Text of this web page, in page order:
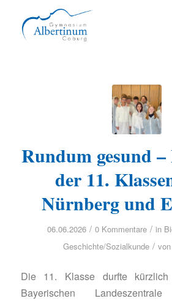
Rundum gesund
der 11.
Nürnberg und
06.06.2026 / 0 Kommentare / in
Geschichte/Sozialkunde / von
Die 11. Klasse durfte
Bayerischen